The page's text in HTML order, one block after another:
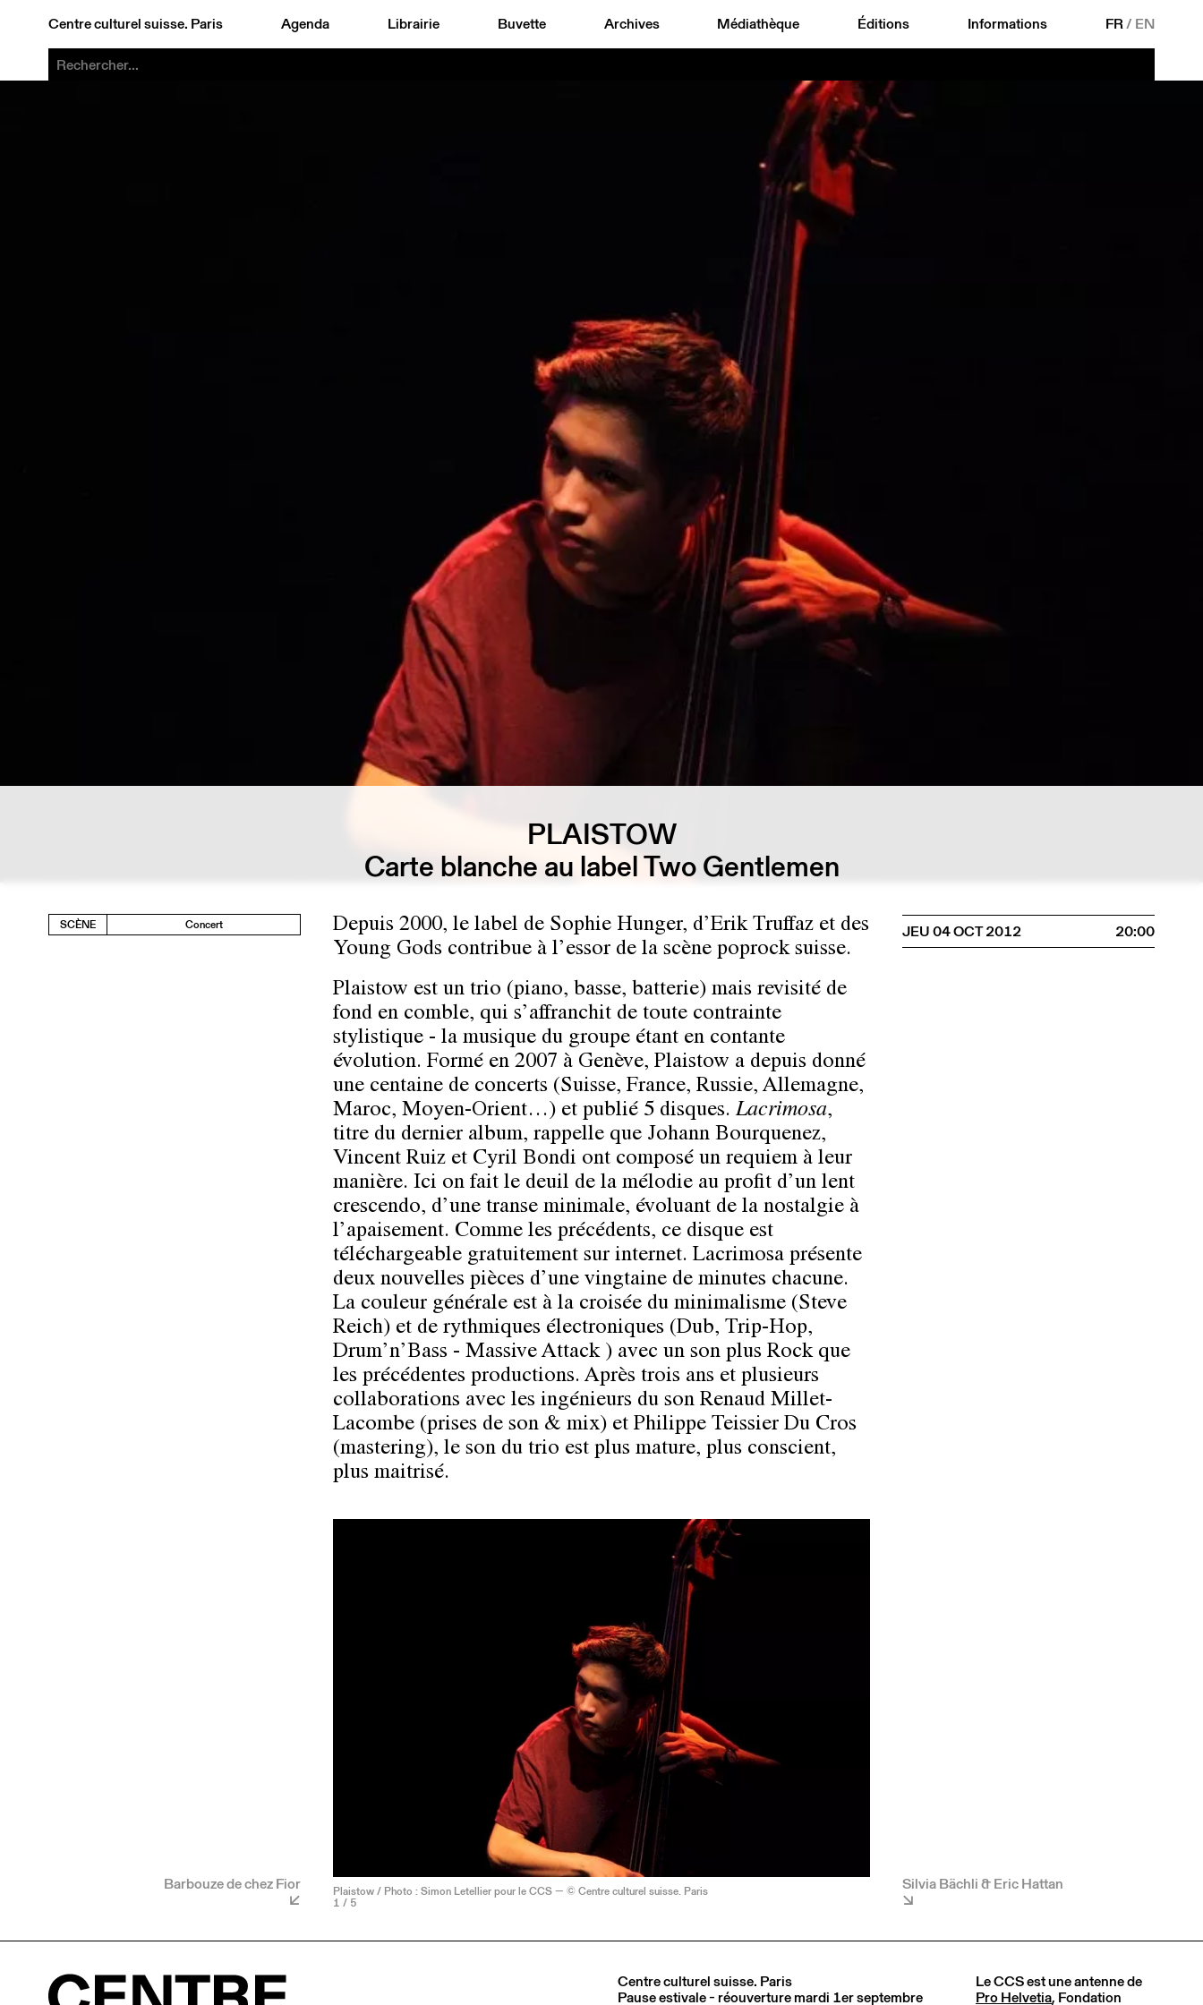
Centre culturel suisse. Paris Agenda Librairie Buvette Archives Médiathèque Éditions Informations FR/ EN
PLAISTOW
Carte blanche au label Two Gentlemen
SCÈNE Concert
Barbouze de chez Fior
Depuis 2000, le label de Sophie Hunger, d’Erik Truffaz et des
Young Gods contribue à l’essor de la scène poprock suisse.
Plaistow est un trio (piano, basse, batterie) mais revisité de
fond en comble, qui s’affranchit de toute contrainte
stylistique - la musique du groupe étant en contante
évolution. Formé en 2007 à Genève, Plaistow a depuis donné
une centaine de concerts (Suisse, France, Russie, Allemagne,
Maroc, Moyen-Orient…) et publié 5 disques. Lacrimosa,
titre du dernier album, rappelle que Johann Bourquenez,
Vincent Ruiz et Cyril Bondi ont composé un requiem à leur
manière. Ici on fait le deuil de la mélodie au profit d’un lent
crescendo, d’une transe minimale, évoluant de la nostalgie à
l’apaisement. Comme les précédents, ce disque est
téléchargeable gratuitement sur internet. Lacrimosa présente
deux nouvelles pièces d’une vingtaine de minutes chacune.
La couleur générale est à la croisée du minimalisme (Steve
Reich) et de rythmiques électroniques (Dub, Trip-Hop,
Drum’n’Bass - Massive Attack ) avec un son plus Rock que
les précédentes productions. Après trois ans et plusieurs
collaborations avec les ingénieurs du son Renaud Millet-
Lacombe (prises de son & mix) et Philippe Teissier Du Cros
(mastering), le son du trio est plus mature, plus conscient,
plus maitrisé.
Plaistow / Photo : Simon Letellier pour le CCS — © Centre culturel suisse. Paris
1 / 5
JEU 04 OCT 2012 20:00
Silvia Bächli & Eric Hattan
Centre culturel suisse. Paris
Pause estivale - réouverture mardi 1er septembre
Le CCS est une antenne de
Pro Helvetia, Fondation